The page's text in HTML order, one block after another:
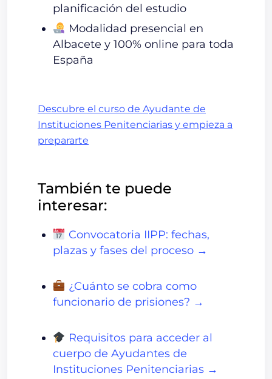
planificación del estudio
Modalidad presencial en
Albacete y 100% online para toda
España
Descubre el curso de Ayudante de
Instituciones Penitenciarias y empieza a
prepararte
También te puede
interesar:
Convocatoria IIPP: fechas,
plazas y fases del proceso →
¿Cuánto se cobra como
funcionario de prisiones? →
Requisitos para acceder al
cuerpo de Ayudantes de
Instituciones Penitenciarias →